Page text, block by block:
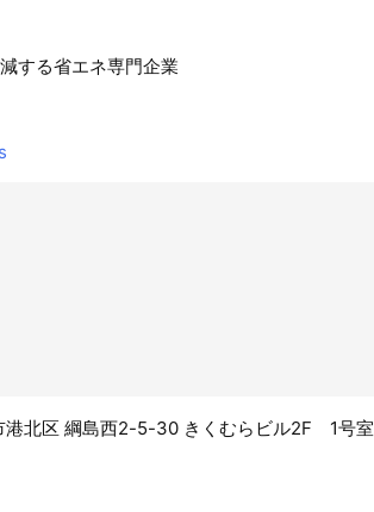
する省エネ専門企業
北区 綱島西2-5-30 きくむらビル2F 1号室